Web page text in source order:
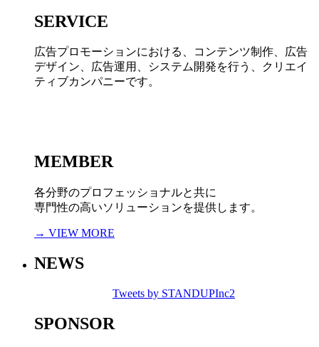
SERVICE
広告プロモーションにおける、コンテンツ制作、広告
デザイン、広告運用、システム開発を行う、
クリエイ
ティブカンパニーです。
MEMBER
各分野のプロフェッショナルと共に
専門性の高いソリューションを提供します。
→ VIEW MORE
NEWS
Tweets by STANDUPInc2
SPONSOR